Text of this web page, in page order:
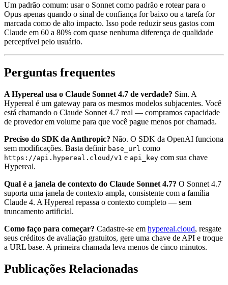
Um padrão comum: usar o Sonnet como padrão e rotear para o
Opus apenas quando o sinal de confiança for baixo ou a tarefa for
marcada como de alto impacto. Isso pode reduzir seus gastos com
Claude em 60 a 80% com quase nenhuma diferença de qualidade
perceptível pelo usuário.
Perguntas frequentes
A Hypereal usa o Claude Sonnet 4.7 de verdade? Sim. A
Hypereal é um gateway para os mesmos modelos subjacentes. Você
está chamando o Claude Sonnet 4.7 real — compramos capacidade
de provedor em volume para que você pague menos por chamada.
Preciso do SDK da Anthropic? Não. O SDK da OpenAI funciona
sem modificações. Basta definir base_url como
https://api.hypereal.cloud/v1 e api_key com sua chave
Hypereal.
Qual é a janela de contexto do Claude Sonnet 4.7? O Sonnet 4.7
suporta uma janela de contexto ampla, consistente com a família
Claude 4. A Hypereal repassa o contexto completo — sem
truncamento artificial.
Como faço para começar? Cadastre-se em hypereal.cloud, resgate
seus créditos de avaliação gratuitos, gere uma chave de API e troque
a URL base. A primeira chamada leva menos de cinco minutos.
Publicações Relacionadas